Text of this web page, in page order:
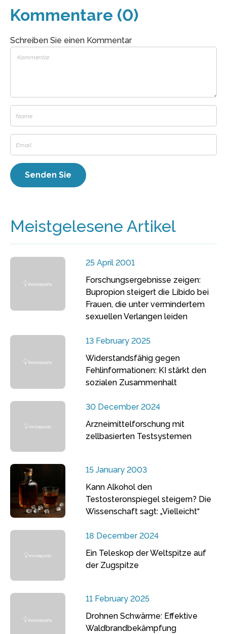
Kommentare (0)
Schreiben Sie einen Kommentar
Meistgelesene Artikel
25 April 2001
Forschungsergebnisse zeigen:
Bupropion steigert die Libido bei
Frauen, die unter vermindertem
sexuellen Verlangen leiden
13 February 2025
Widerstandsfähig gegen
Fehlinformationen: KI stärkt den
sozialen Zusammenhalt
30 December 2024
Arzneimittelforschung mit
zellbasierten Testsystemen
15 January 2003
Kann Alkohol den
Testosteronspiegel steigern? Die
Wissenschaft sagt: „Vielleicht“
18 December 2024
Ein Teleskop der Weltspitze auf
der Zugspitze
11 February 2025
Drohnen Schwärme: Effektive
Waldbrandbekämpfung